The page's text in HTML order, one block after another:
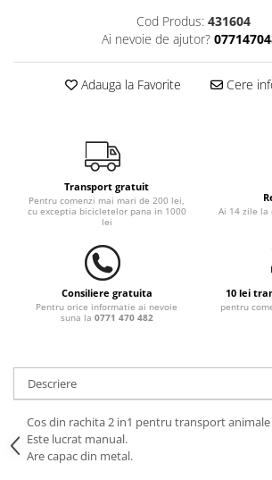
Cod Produs: 431604
Ai nevoie de ajutor?
Adauga la Favorite Cere
Transport gratuit
Pentru comenzi mai mari de 200 lei,
cu exceptia bicicletelor pana in 1000
lei
Ai 14 zile
Consiliere gratuita
Pentru orice informatie ai nevoie
suna la 0771 470 482
10 lei
pentru
Descriere
Cos din rachita 2 in1 pentru transport animale
Este lucrat manual.
Are capac din metal.